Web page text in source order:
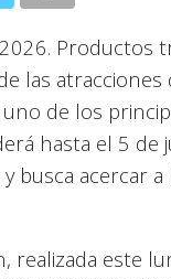
Productos
las
de los
hasta el 5
busca acercar
realizada este